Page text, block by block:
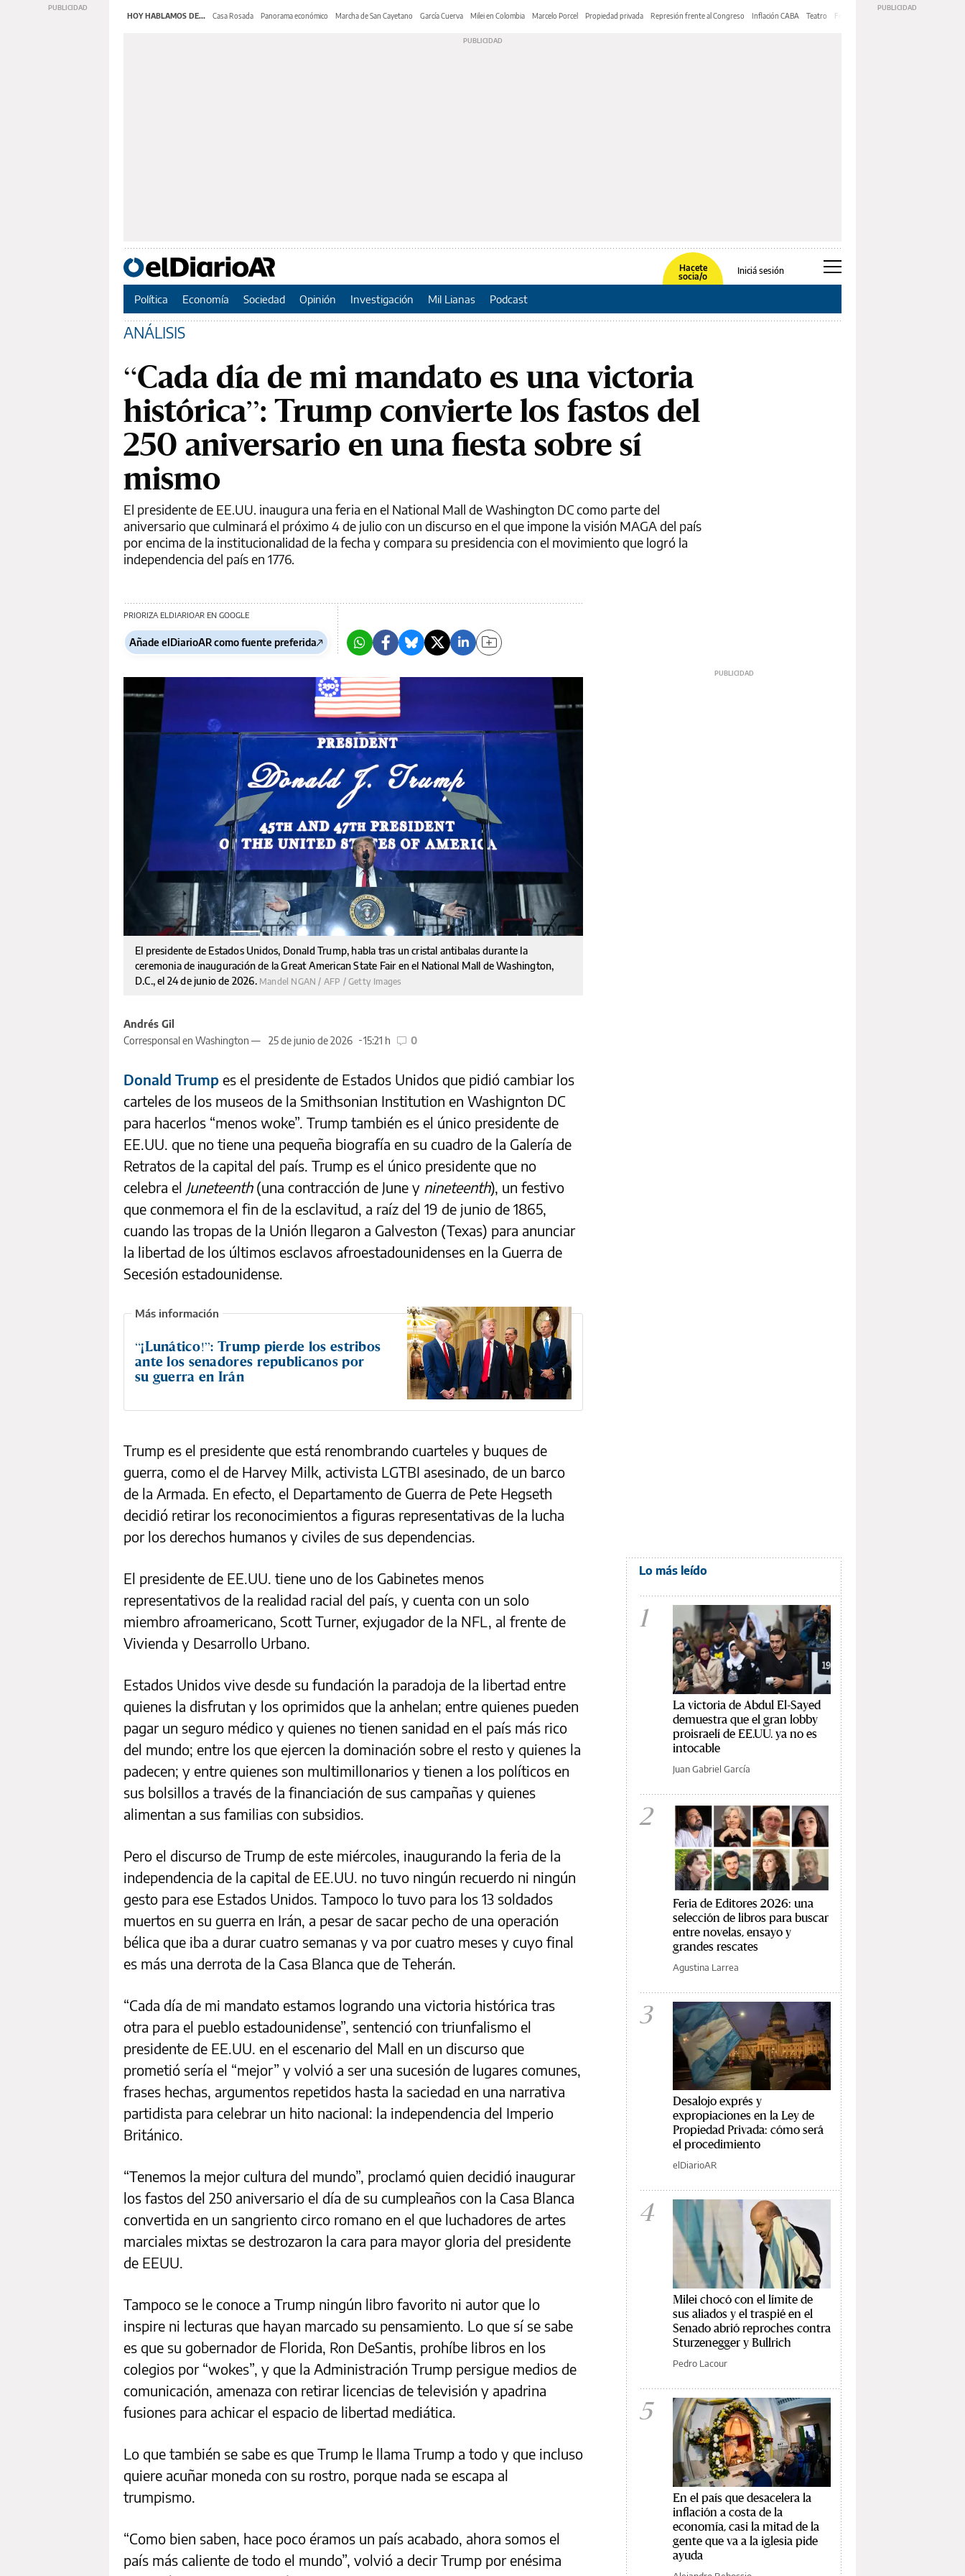
HOY HABLAMOS DE... Casa Rosada Panorama económico Marcha de San Cayetano García Cuerva Milei en Colombia Marcelo Porcel Propiedad privada Represión frente al Congreso Inflación CABA Teatro Feria de Editores
Hacete
socia/o
Iniciá sesión
Política Economía Sociedad Opinión Investigación Mil Lianas Podcast
ANÁLISIS
“Cada día de mi mandato es una victoria
histórica”: Trump convierte los fastos del
250 aniversario en una fiesta sobre sí
mismo
El presidente de EE.UU. inaugura una feria en el National Mall de Washington DC como parte del
aniversario que culminará el próximo 4 de julio con un discurso en el que impone la visión MAGA del país
por encima de la institucionalidad de la fecha y compara su presidencia con el movimiento que logró la
independencia del país en 1776.
PRIORIZA ELDIARIOAR EN GOOGLE
Añade elDiarioAR como fuente preferida
El presidente de Estados Unidos, Donald Trump, habla tras un cristal antibalas durante la
ceremonia de inauguración de la Great American State Fair en el National Mall de Washington,
D.C., el 24 de junio de 2026. Mandel NGAN / AFP / Getty Images
Andrés Gil
Corresponsal en Washington —
25 de junio de 2026 15:21 h 0
Donald Trump es el presidente de Estados Unidos que pidió cambiar los
carteles de los museos de la Smithsonian Institution en Washignton DC
para hacerlos “menos woke”. Trump también es el único presidente de
EE.UU. que no tiene una pequeña biografía en su cuadro de la Galería de
Retratos de la capital del país. Trump es el único presidente que no
celebra el Juneteenth(una contracción de June y nineteenth), un festivo
que conmemora el fin de la esclavitud, a raíz del 19 de junio de 1865,
cuando las tropas de la Unión llegaron a Galveston (Texas) para anunciar
la libertad de los últimos esclavos afroestadounidenses en la Guerra de
Secesión estadounidense.
“¡Lunático!”: Trump pierde los estribos
ante los senadores republicanos por
su guerra en Irán
Trump es el presidente que está renombrando cuarteles y buques de
guerra, como el de Harvey Milk, activista LGTBI asesinado, de un barco
de la Armada. En efecto, el Departamento de Guerra de Pete Hegseth
decidió retirar los reconocimientos a figuras representativas de la lucha
por los derechos humanos y civiles de sus dependencias.
El presidente de EE.UU. tiene uno de los Gabinetes menos
representativos de la realidad racial del país, y cuenta con un solo
miembro afroamericano, Scott Turner, exjugador de la NFL, al frente de
Vivienda y Desarrollo Urbano.
Estados Unidos vive desde su fundación la paradoja de la libertad entre
quienes la disfrutan y los oprimidos que la anhelan; entre quienes pueden
pagar un seguro médico y quienes no tienen sanidad en el país más rico
del mundo; entre los que ejercen la dominación sobre el resto y quienes la
padecen; y entre quienes son multimillonarios y tienen a los políticos en
sus bolsillos a través de la financiación de sus campañas y quienes
alimentan a sus familias con subsidios.
Pero el discurso de Trump de este miércoles, inaugurando la feria de la
independencia de la capital de EE.UU. no tuvo ningún recuerdo ni ningún
gesto para ese Estados Unidos. Tampoco lo tuvo para los 13 soldados
muertos en su guerra en Irán, a pesar de sacar pecho de una operación
bélica que iba a durar cuatro semanas y va por cuatro meses y cuyo final
es más una derrota de la Casa Blanca que de Teherán.
“Cada día de mi mandato estamos logrando una victoria histórica tras
otra para el pueblo estadounidense”, sentenció con triunfalismo el
presidente de EE.UU. en el escenario del Mall en un discurso que
prometió sería el “mejor” y volvió a ser una sucesión de lugares comunes,
frases hechas, argumentos repetidos hasta la saciedad en una narrativa
partidista para celebrar un hito nacional: la independencia del Imperio
Británico.
“Tenemos la mejor cultura del mundo”, proclamó quien decidió inaugurar
los fastos del 250 aniversario el día de su cumpleaños con la Casa Blanca
convertida en un sangriento circo romano en el que luchadores de artes
marciales mixtas se destrozaron la cara para mayor gloria del presidente
de EEUU.
Tampoco se le conoce a Trump ningún libro favorito ni autor que lo
inspire ni lecturas que hayan marcado su pensamiento. Lo que sí se sabe
es que su gobernador de Florida, Ron DeSantis, prohíbe libros en los
colegios por “wokes”, y que la Administración Trump persigue medios de
comunicación, amenaza con retirar licencias de televisión y apadrina
fusiones para achicar el espacio de libertad mediática.
Lo que también se sabe es que Trump le llama Trump a todo y que incluso
quiere acuñar moneda con su rostro, porque nada se escapa al
trumpismo.
“Como bien saben, hace poco éramos un país acabado, ahora somos el
país más caliente de todo el mundo”, volvió a decir Trump por enésima
Lo más leído
1
La victoria de Abdul El-Sayed
demuestra que el gran lobby
proisraelí de EE.UU. ya no es
intocable
Juan Gabriel García
2
Feria de Editores 2026: una
selección de libros para buscar
entre novelas, ensayo y
grandes rescates
Agustina Larrea
3
Desalojo exprés y
expropiaciones en la Ley de
Propiedad Privada: cómo será
el procedimiento
elDiarioAR
4
Milei chocó con el límite de
sus aliados y el traspié en el
Senado abrió reproches contra
Sturzenegger y Bullrich
Pedro Lacour
5
En el país que desacelera la
inflación a costa de la
economía, casi la mitad de la
gente que va a la iglesia pide
ayuda